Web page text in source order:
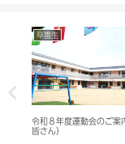
卒園生
令和８年度運動会のご案
皆さん）